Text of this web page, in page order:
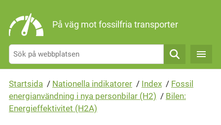
På väg mot fossilfria transporter
Sök
Startsida / Nationella indikatorer / Index / Fossil
energianvändning i nya personbilar (H2) / Bilen:
Energieffektivitet (H2A)